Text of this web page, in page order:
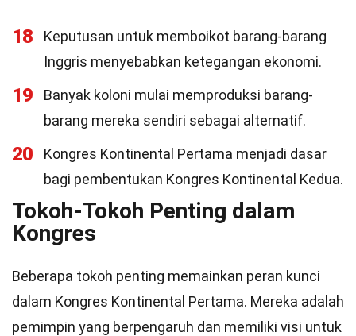
18
Keputusan untuk memboikot barang-barang
Inggris menyebabkan ketegangan ekonomi.
19
Banyak koloni mulai memproduksi barang-
barang mereka sendiri sebagai alternatif.
20
Kongres Kontinental Pertama menjadi dasar
bagi pembentukan Kongres Kontinental Kedua.
Tokoh-Tokoh Penting dalam
Kongres
Beberapa tokoh penting memainkan peran kunci
dalam Kongres Kontinental Pertama. Mereka adalah
pemimpin yang berpengaruh dan memiliki visi untuk